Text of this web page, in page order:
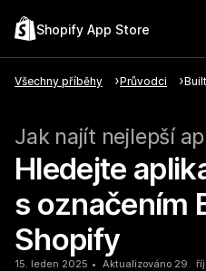
Shopify App Store
Všechny příběhy Průvodci
Jak najít nejlepší
Hledejte
s označením
Shopify
15. leden 2025 Aktualizováno 29.